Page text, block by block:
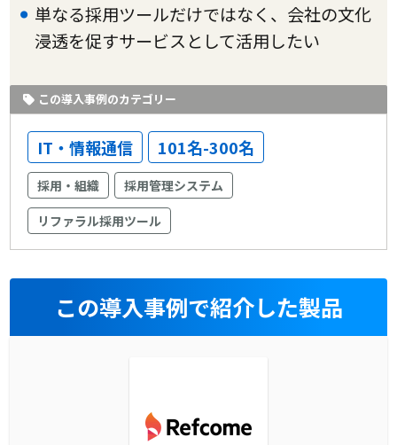
単なる採用ツールだけではなく、会社の文化
浸透を促すサービスとして活用したい
この導入事例のカテゴリー
IT・情報通信 101名-300名
採用・組織
採用管理システム
リファラル採用ツール
この導入事例で紹介した製品